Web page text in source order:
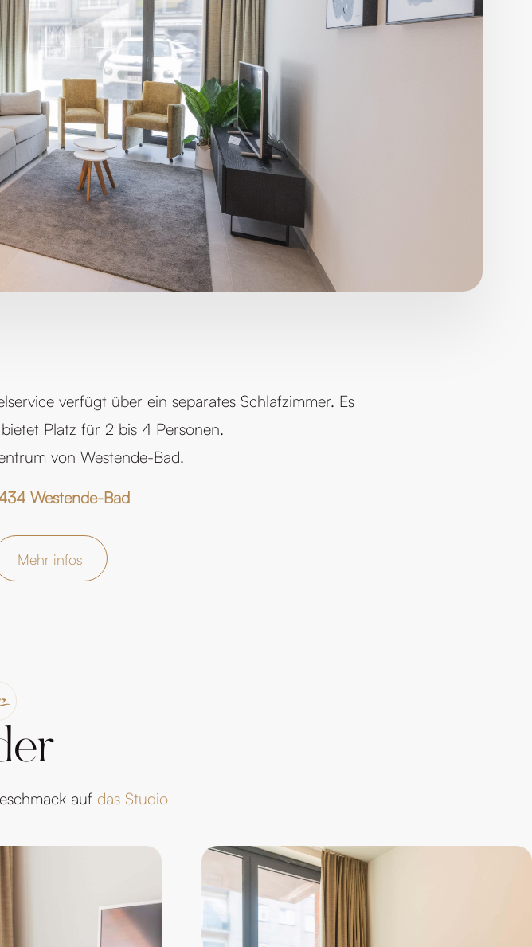
verfügt über ein separates Schlafzimmer. Es
Platz für 2 bis 4 Personen.
von Westende-Bad.
Westende-Bad
Mehr infos
auf das Studio